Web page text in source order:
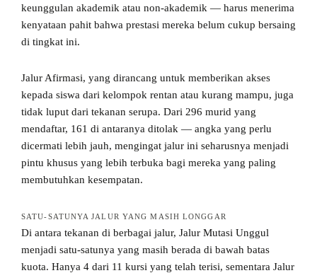
keunggulan akademik atau non-akademik — harus menerima
kenyataan pahit bahwa prestasi mereka belum cukup bersaing
di tingkat ini.
Jalur Afirmasi, yang dirancang untuk memberikan akses
kepada siswa dari kelompok rentan atau kurang mampu, juga
tidak luput dari tekanan serupa. Dari 296 murid yang
mendaftar, 161 di antaranya ditolak — angka yang perlu
dicermati lebih jauh, mengingat jalur ini seharusnya menjadi
pintu khusus yang lebih terbuka bagi mereka yang paling
membutuhkan kesempatan.
SATU-SATUNYA JALUR YANG MASIH LONGGAR
Di antara tekanan di berbagai jalur, Jalur Mutasi Unggul
menjadi satu-satunya yang masih berada di bawah batas
kuota. Hanya 4 dari 11 kursi yang telah terisi, sementara Jalur